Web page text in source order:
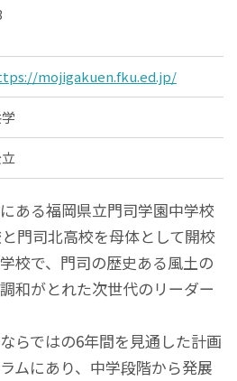
mojigakuen.fku.ed.jp/
ある福岡県立門司学園中学校
門司北高校を母体として開校
校で、門司の歴史ある風土の
和がとれた次世代のリーダー
らではの6年間を見通した計画
ムにあり、中学段階から発展